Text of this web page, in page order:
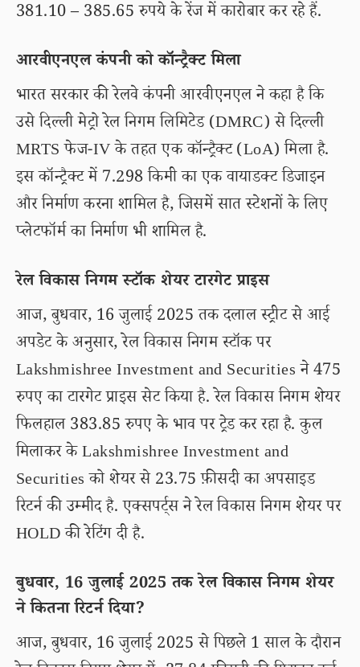
381.10 – 385.65 रुपये के रेंज में कारोबार कर रहे हैं.
आरवीएनएल कंपनी को कॉन्ट्रैक्ट मिला
भारत सरकार की रेलवे कंपनी आरवीएनएल ने कहा है कि
उसे दिल्ली मेट्रो रेल निगम लिमिटेड (DMRC) से दिल्ली
MRTS फेज-IV के तहत एक कॉन्ट्रैक्ट (LoA) मिला है.
इस कॉन्ट्रैक्ट में 7.298 किमी का एक वायाडक्ट डिजाइन
और निर्माण करना शामिल है, जिसमें सात स्टेशनों के लिए
प्लेटफॉर्म का निर्माण भी शामिल है.
रेल विकास निगम स्टॉक शेयर टारगेट प्राइस
आज, बुधवार, 16 जुलाई 2025 तक दलाल स्ट्रीट से आई
अपडेट के अनुसार, रेल विकास निगम स्टॉक पर
Lakshmishree Investment and Securities ने 475
रुपए का टारगेट प्राइस सेट किया है. रेल विकास निगम शेयर
फिलहाल 383.85 रुपए के भाव पर ट्रेड कर रहा है. कुल
मिलाकर के Lakshmishree Investment and
Securities को शेयर से 23.75 फ़ीसदी का अपसाइड
रिटर्न की उम्मीद है. एक्सपर्ट्स ने रेल विकास निगम शेयर पर
HOLD की रेटिंग दी है.
बुधवार, 16 जुलाई 2025 तक रेल विकास निगम शेयर
ने कितना रिटर्न दिया?
आज, बुधवार, 16 जुलाई 2025 से पिछले 1 साल के दौरान